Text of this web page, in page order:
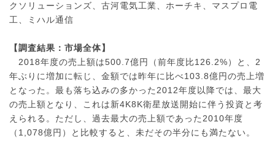
デジタルビデオカメラ
特集
「４Ｋ・８Ｋ」関連情報サイト
ＳＨマーク/ＨＳマーク/ＤＨマーク
フィルタリング
クソリューションズ、古河電気工業、ホーチキ、マスプロ電
工、ミハル通信
【調査結果：市場全体】
2018年度の売上額は500.7億円（前年度比126.2%）と、2
年ぶりに増加に転じ、金額では昨年に比べ103.8億円の売上増
となった。最も落ち込みの多かった2012年度以降では、最大
の売上額となり、これは新4K8K衛星放送開始に伴う投資と考
えられる。ただし、過去最大の売上額であった2010年度
（1,078億円）と比較すると、未だその半分にも満たない。